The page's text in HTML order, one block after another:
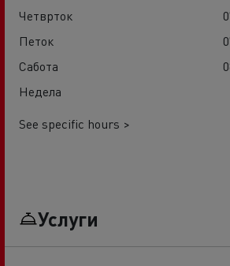
Четврток
Петок
Сабота
Недела
See specific hours >
Услуги